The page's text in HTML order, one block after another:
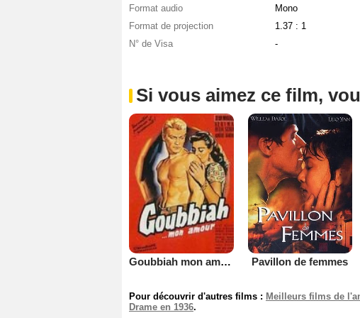
Format audio
Mono
Format de projection
1.37 : 1
N° de Visa
-
Si vous aimez ce film,
Goubbiah mon amour Pavillon de femmes
Pour découvrir d'autres films : Meilleurs films de
Drame en 1936.